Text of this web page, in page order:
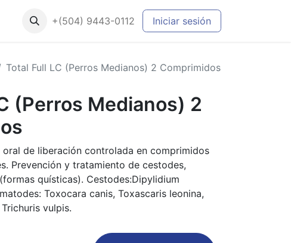
+(504) 9443-0112 Iniciar sesión
Total Full LC (Perros Medianos) 2 Comprimidos
(Perros Medianos) 2
de liberación controlada en comprimidos
Prevención y tratamiento de cestodes,
quísticas). Cestodes:Dipylidium
Toxocara canis, Toxascaris leonina,
vulpis.